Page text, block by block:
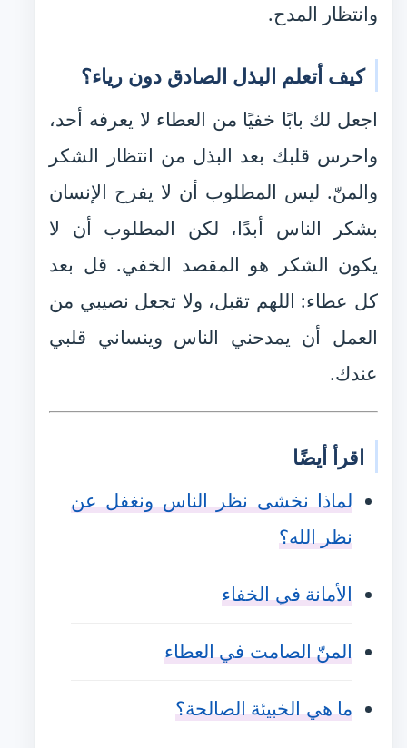
وانتظار المدح.
كيف أتعلم البذل الصادق دون رياء؟
اجعل لك بابًا خفيًا من العطاء لا يعرفه أحد،
واحرس قلبك بعد البذل من انتظار الشكر
والمنّ. ليس المطلوب أن لا يفرح الإنسان
بشكر الناس أبدًا، لكن المطلوب أن لا
يكون الشكر هو المقصد الخفي. قل بعد
كل عطاء: اللهم تقبل، ولا تجعل نصيبي من
العمل أن يمدحني الناس وينساني قلبي
عندك.
اقرأ أيضًا
لماذا نخشى نظر الناس ونغفل عن
نظر الله؟
الأمانة في الخفاء
المنّ الصامت في العطاء
ما هي الخبيئة الصالحة؟